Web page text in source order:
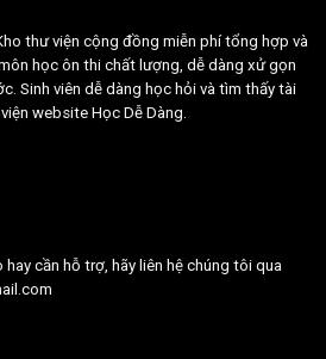
thư viện cộng đồng miễn phí tổng hợp và
học ôn thi chất lượng, dễ dàng xử gọn
Sinh viên dễ dàng học hỏi và tìm thấy tài
website Học Dễ Dàng.
cần hỗ trợ, hãy liên hệ chúng tôi qua